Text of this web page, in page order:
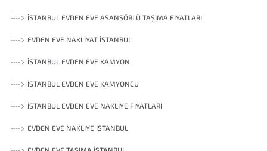
İSTANBUL EVDEN EVE ASANSÖRLÜ TAŞIMA FIYATLARI
EVDEN EVE NAKLIYAT İSTANBUL
İSTANBUL EVDEN EVE KAMYON
İSTANBUL EVDEN EVE KAMYONCU
İSTANBUL EVDEN EVE NAKLIYE FIYATLARI
EVDEN EVE NAKLIYE İSTANBUL